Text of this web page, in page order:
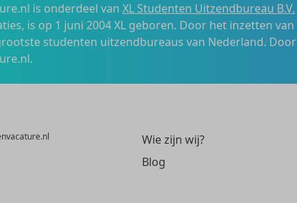
is onderdeel van XL Studenten Uitzendbureau B.V.
is op 1 juni 2004 XL geboren. Door het inzetten
studenten uitzendbureaus van Nederland.
Wie zijn wij?
Blog